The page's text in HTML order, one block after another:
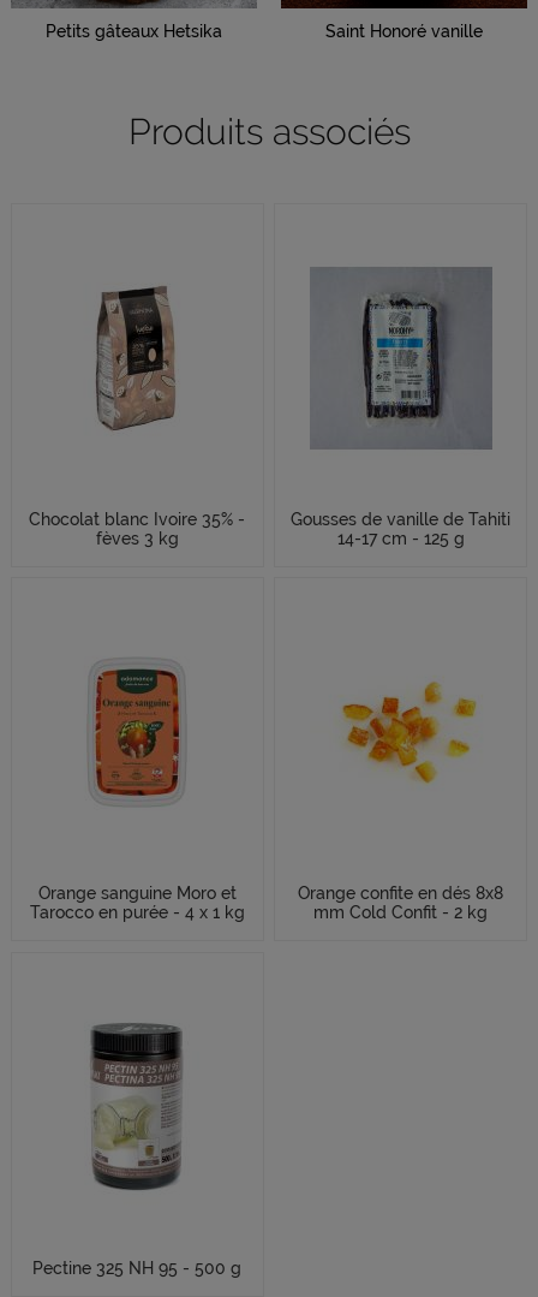
Petits gâteaux Hetsika Saint Honoré vanille
Produits associés
Chocolat blanc Ivoire 35% -
fèves 3 kg
Gousses de vanille de Tahiti
14-17 cm - 125 g
Orange sanguine Moro et
Tarocco en purée - 4 x 1 kg
Orange confite en dés 8x8
mm Cold Confit - 2 kg
Pectine 325 NH 95 - 500 g